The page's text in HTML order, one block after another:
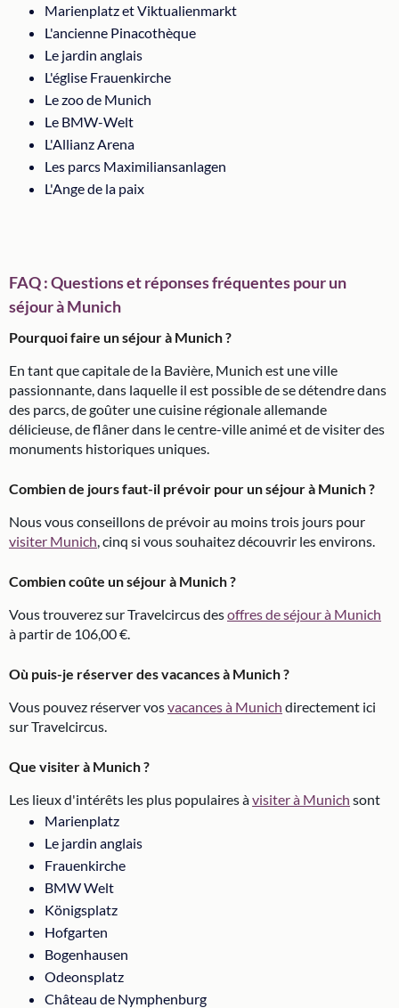
Marienplatz et Viktualienmarkt
L'ancienne Pinacothèque
Le jardin anglais
L'église Frauenkirche
Le zoo de Munich
Le BMW-Welt
L'Allianz Arena
Les parcs Maximiliansanlagen
L'Ange de la paix
FAQ : Questions et réponses fréquentes pour un
séjour à Munich
Pourquoi faire un séjour à Munich ?
En tant que capitale de la Bavière, Munich est une ville
passionnante, dans laquelle il est possible de se détendre dans
des parcs, de goûter une cuisine régionale allemande
délicieuse, de flâner dans le centre-ville animé et de visiter des
monuments historiques uniques.
Combien de jours faut-il prévoir pour un séjour à Munich ?
Nous vous conseillons de prévoir au moins trois jours pour
visiter Munich, cinq si vous souhaitez découvrir les environs.
Combien coûte un séjour à Munich ?
Vous trouverez sur Travelcircus desoffres de séjour à Munich
à partir de 106,00 €.
Où puis-je réserver des vacances à Munich ?
Vous pouvez réserver vosvacances à Munich directement ici
sur Travelcircus.
Que visiter à Munich ?
Les lieux d'intérêts les plus populaires àvisiter à Munich sont
Marienplatz
Le jardin anglais
Frauenkirche
BMW Welt
Königsplatz
Hofgarten
Bogenhausen
Odeonsplatz
Château de Nymphenburg